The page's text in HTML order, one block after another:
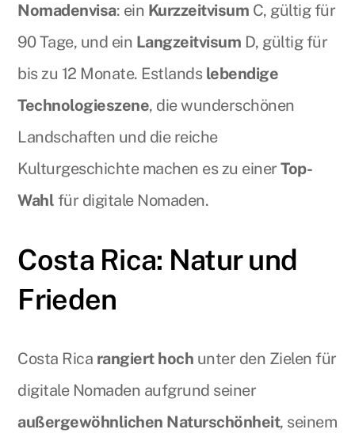
Nomadenvisa: ein Kurzzeitvisum C, gültig für
90 Tage, und ein Langzeitvisum D, gültig für
bis zu 12 Monate. Estlands lebendige
Technologieszene, die wunderschönen
Landschaften und die reiche
Kulturgeschichte machen es zu einerTop-
Wahl für digitale Nomaden.
Costa Rica: Natur und
Frieden
Costa Rica rangiert hoch unter den Zielen für
digitale Nomaden aufgrund seiner
außergewöhnlichen Naturschönheit, seinem